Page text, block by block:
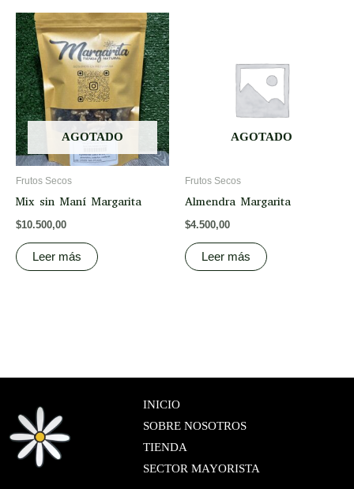
AGOTADO
Frutos Secos
Mix sin Maní Margarita
$10.500,00
Leer más
AGOTADO
Frutos Secos
Almendra Margarita
$4.500,00
Leer más
INICIO
SOBRE NOSOTROS
TIENDA
SECTOR MAYORISTA